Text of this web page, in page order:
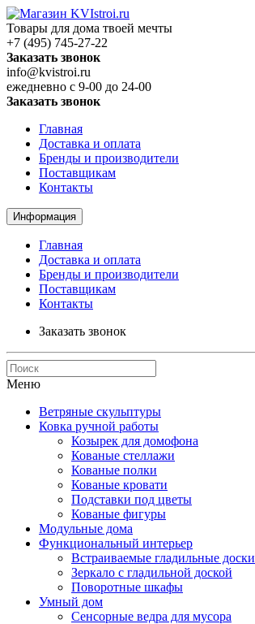
Товары для дома твоей мечты
+7 (495) 745-27-22
Заказать звонок
info@kvistroi.ru
ежедневно с 9-00 до 24-00
Заказать звонок
Главная
Доставка и оплата
Бренды и производители
Поставщикам
Контакты
Информация
Главная
Доставка и оплата
Бренды и производители
Поставщикам
Контакты
Заказать звонок
Меню
Ветряные скульптуры
Ковка ручной работы
Козырек для домофона
Кованые стеллажи
Кованые полки
Кованые кровати
Подставки под цветы
Кованые фигуры
Модульные дома
Функциональный интерьер
Встраиваемые гладильные доски
Зеркало с гладильной доской
Поворотные шкафы
Умный дом
Сенсорные ведра для мусора